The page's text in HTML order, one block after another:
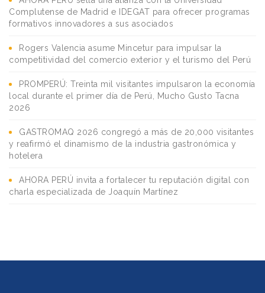
Complutense de Madrid e IDEGAT para ofrecer programas
formativos innovadores a sus asociados
Rogers Valencia asume Mincetur para impulsar la
competitividad del comercio exterior y el turismo del Perú
PROMPERÚ: Treinta mil visitantes impulsaron la economía
local durante el primer día de Perú, Mucho Gusto Tacna
2026
GASTROMAQ 2026 congregó a más de 20,000 visitantes
y reafirmó el dinamismo de la industria gastronómica y
hotelera
AHORA PERÚ invita a fortalecer tu reputación digital con
charla especializada de Joaquín Martínez